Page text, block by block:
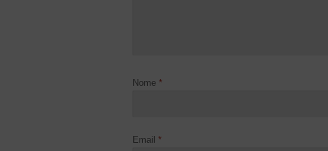
Nome *
Email *